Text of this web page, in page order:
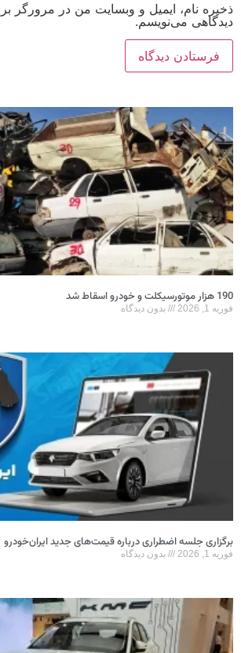
ذخیره نام، ایمیل و وبسایت من در مرورگر
دیدگاهی می‌نویسم.
190 هزار موتورسیکلت و خودرو اسقاط شد
فوریه 1, 2026 بدون دیدگاه
برگزاری جلسه اضطراری درباره قیمت‌های جدید ایران‌خودرو
فوریه 1, 2026 بدون دیدگاه